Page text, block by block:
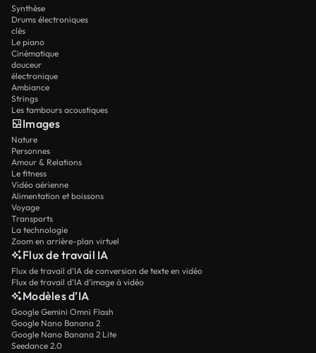
Synthèse
Drums électroniques
clés
Le piano
Cinématique
douceur
électronique
Ambiance
Strings
Les tambours acoustiques
Images
Nature
Personnes
Amour & Relations
Le fitness
Vidéo aérienne
Alimentation et boissons
Voyage
Transports
La technologie
Zoom en arrière-plan virtuel
Flux de travail IA
Flux de travail d’IA de conversion de texte en vidéo
Flux de travail d’IA d’image à vidéo
Modèles d’IA
Google Gemini Omni Flash
Google Nano Banana 2
Google Nano Banana 2 Lite
Seedance 2.0